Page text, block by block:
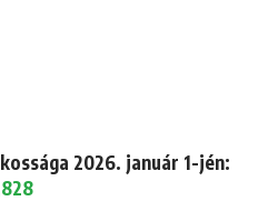
2026. január 1-jén: